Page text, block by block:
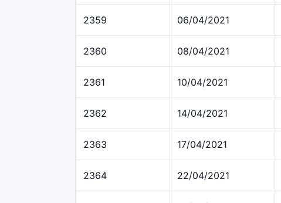
2359 06/04/2021
2360 08/04/2021
2361 10/04/2021
2362 14/04/2021
2363 17/04/2021
2364 22/04/2021